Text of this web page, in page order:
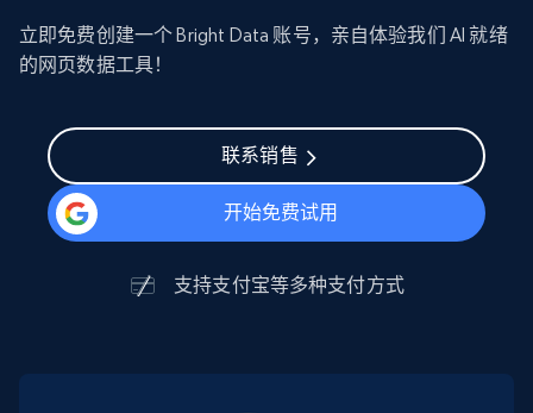
立即免费创建一个 Bright Data 账号，亲自体验我们 AI 就绪
的网页数据工具！
联系销售
开始免费试用
支持支付宝等多种支付方式